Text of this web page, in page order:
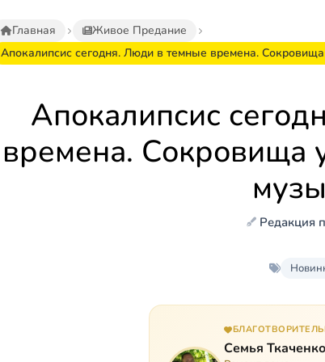
Главная
Живое Предание
Апокалипсис сегодня. Люди в темные времена.
Апокалипсис
времена. Сокровища
Редакция
Семья Ткаченко